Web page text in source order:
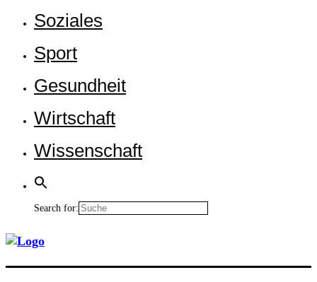
Sozia­les
Sport
Gesund­heit
Wirt­schaft
Wis­sen­schaft
Search for: